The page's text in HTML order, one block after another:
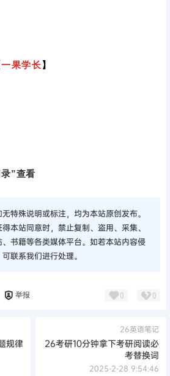
一果学长】
”查看
特殊说明或标注，均为本站原创发布。
本站同意时，禁止复制、盗用、采集、
书籍等各类媒体平台。如若本站内容侵
联系我们进行处理。
举报 0 0
规律
26英语笔记
26考研10分钟拿下考研阅读必
考替换词
2025-2-28 9:54:46